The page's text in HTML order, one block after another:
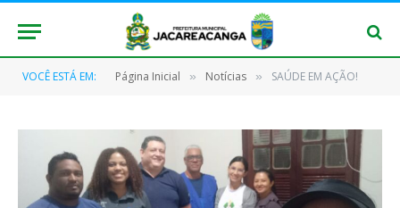
VOCÊ ESTÁ EM: Página Inicial » Notícias » SAÚDE EM AÇÃO!